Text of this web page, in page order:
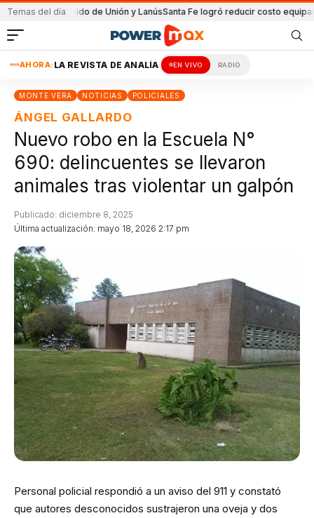
Temas del día
en el partido de Unión y Lanús Santa Fe logró reducir costo equipamiento
AHORA: LA REVISTA DE ANALÍA EN VIVO RADIO
MONTE VERA NOTICIAS POLICIALES
ÁNGEL GALLARDO
Nuevo robo en la Escuela N°
690: delincuentes se llevaron
animales tras violentar un galpón
Última actualización: mayo 18, 2026 2:17 pm
Publicado: diciembre 8, 2025
Personal policial respondió a un aviso del 911 y constató
que autores desconocidos sustrajeron una oveja y dos